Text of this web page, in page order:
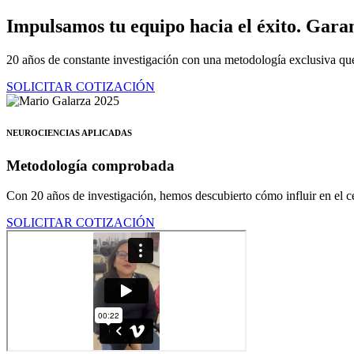
Ir
al
Impulsamos tu equipo hacia el éxito.
20 años de constante investigación con una metodología exclusiva
SOLICITAR COTIZACIÓN
NEUROCIENCIAS APLICADAS
Metodología comprobada
Con 20 años de investigación, hemos descubierto cómo influir en el
SOLICITAR COTIZACIÓN